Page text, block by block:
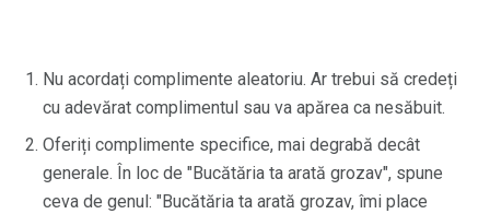
Nu acordați complimente aleatoriu. Ar trebui să credeți
cu adevărat complimentul sau va apărea ca nesăbuit.
Oferiți complimente specifice, mai degrabă decât
generale. În loc de "Bucătăria ta arată grozav", spune
ceva de genul: "Bucătăria ta arată grozav, îmi place